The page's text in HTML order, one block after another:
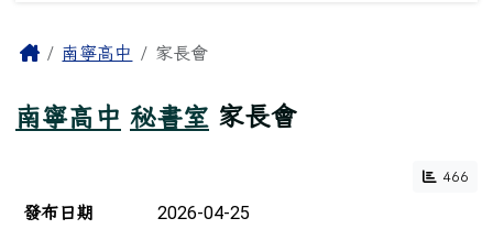
主內容區域
Home南寧高中 家長會
南寧高中 秘書室 家長會
466
文章列表
發布日期 2026-04-25